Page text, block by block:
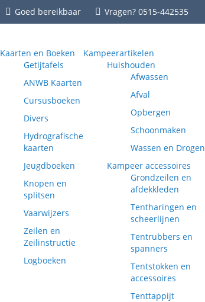
Goed bereikbaar Vragen? 0515-442535
Kaarten en Boeken
Getijtafels
ANWB Kaarten
Cursusboeken
Divers
Hydrografische
kaarten
Jeugdboeken
Knopen en
splitsen
Vaarwijzers
Zeilen en
Zeilinstructie
Logboeken
Kampeerartikelen
Huishouden
Afwassen
Afval
Opbergen
Schoonmaken
Wassen en Drogen
Kampeer accessoires
Grondzeilen en
afdekkleden
Tentharingen en
scheerlijnen
Tentrubbers en
spanners
Tentstokken en
accessoires
Tenttappijt